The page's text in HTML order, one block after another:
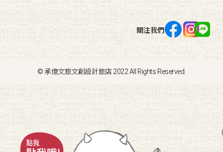
關注我們
© 承億文旅文創設計旅店 2022 All Rights Reserved.